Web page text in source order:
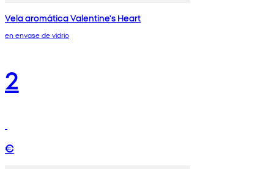
Vela aromática Valentine's Heart
en envase de vidrio
2
€